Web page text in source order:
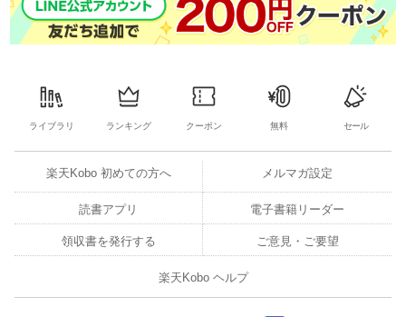
ライブラリ ランキング クーポン 無料 セール
楽天Kobo 初めての方へ メルマガ設定
読書アプリ 電子書籍リーダー
領収書を発行する ご意見・ご要望
楽天Kobo ヘルプ